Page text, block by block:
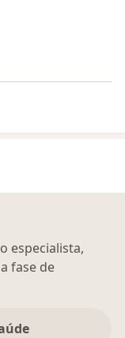
especialista,
fase de